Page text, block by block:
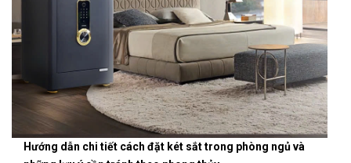
Hướng dẫn chi tiết cách đặt két sắt trong phòng ngủ và